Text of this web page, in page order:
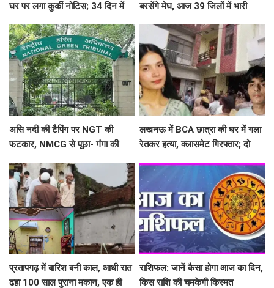
घर पर लगा कुर्की नोटिस; 34 दिन में
नीलामी
बरसेंगे मेघ, आज 39 जिलों में भारी
असि नदी की टैपिंग पर NGT की
फटकार, NMCG से पूछा- गंगा की
लखनऊ में BCA छात्रा की घर में गला
रेतकर हत्या, क्लासमेट गिरफ्तार; दो
प्रतापगढ़ में बारिश बनी काल, आधी रात
ढहा 100 साल पुराना मकान, एक ही
राशिफल: जानें कैसा होगा आज का दिन,
किस राशि की चमकेगी किस्मत